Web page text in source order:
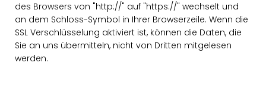
des Browsers von "http://" auf "https://" wechselt und
an dem Schloss-Symbol in Ihrer Browserzeile. Wenn die
SSL Verschlüsselung aktiviert ist, können die Daten, die
Sie an uns übermitteln, nicht von Dritten mitgelesen
werden.